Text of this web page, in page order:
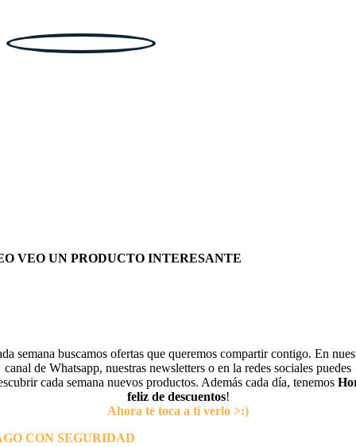
VEO UN PRODUCTO INTERESANTE
semana buscamos ofertas que queremos compartir contigo. En
canal de Whatsapp, nuestras newsletters o en la redes sociales puedes
cada semana nuevos productos. Además cada día, tenemos
feliz de descuentos!
Ahora te toca a tí verlo >:)
CON SEGURIDAD